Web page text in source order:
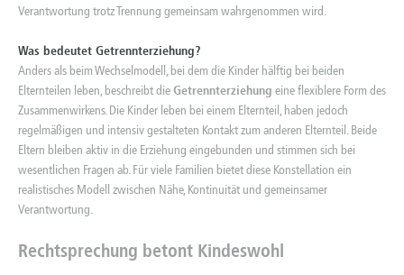
Verantwortung trotz Trennung gemeinsam wahrgenommen wird.
Was bedeutet Getrennterziehung?
Anders als beim Wechselmodell, bei dem die Kinder hälftig bei beiden
Elternteilen leben, beschreibt dieGetrennterziehung eine flexiblere Form des
Zusammenwirkens. Die Kinder leben bei einem Elternteil, haben jedoch
regelmäßigen und intensiv gestalteten Kontakt zum anderen Elternteil. Beide
Eltern bleiben aktiv in die Erziehung eingebunden und stimmen sich bei
wesentlichen Fragen ab. Für viele Familien bietet diese Konstellation ein
realistisches Modell zwischen Nähe, Kontinuität und gemeinsamer
Verantwortung.
Rechtsprechung betont Kindeswohl